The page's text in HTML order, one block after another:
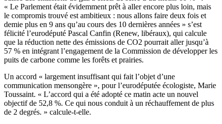
« Le Parlement était évidemment prêt à aller encore plus loin, mais
le compromis trouvé est ambitieux : nous allons faire deux fois et
demie plus en 9 ans qu’au cours des 10 dernières années » s’est
félicité l’eurodéputé Pascal Canfin (Renew, libéraux), qui calcule
que la réduction nette des émissions de CO2 pourrait aller jusqu’à
57 % en intégrant l’engagement de la Commission de développer les
puits de carbone comme les forêts et prairies.
Un accord « largement insuffisant qui fait l’objet d’une
communication mensongère », pour l’eurodéputée écologiste, Marie
Toussaint. « L’accord qui a été adopté ce matin acte un nouvel
objectif de 52,8 %. Ce qui nous conduit à un réchauffement de plus
de 2 degrés. » calcule-t-elle.